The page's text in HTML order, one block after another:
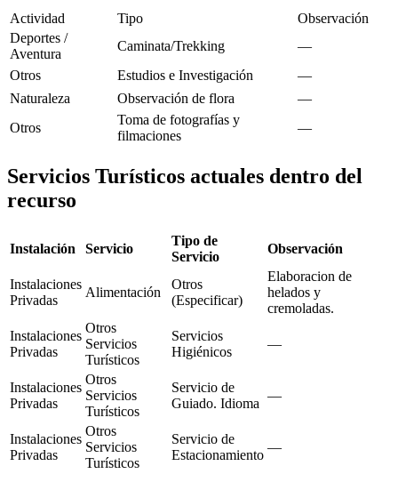
Actividad Tipo
Observación
Deportes /
Aventura
Caminata/Trekking
—
Otros
Estudios e Investigación
—
Naturaleza
Observación de flora
—
Otros
Toma de fotografías y
filmaciones
—
Servicios Turísticos actuales dentro del
recurso
Instalación Servicio
Tipo de
Servicio
Observación
Instalaciones
Privadas
Alimentación
Otros
(Especificar)
Elaboracion de
helados y
cremoladas.
Instalaciones
Privadas
Otros
Servicios
Turísticos
Servicios
Higiénicos
—
Instalaciones
Privadas
Otros
Servicios
Turísticos
Servicio de
Guiado. Idioma
—
Instalaciones
Privadas
Otros
Servicios
Turísticos
Servicio de
Estacionamiento
—